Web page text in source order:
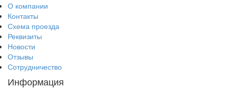
О компании
Контакты
Схема проезда
Реквизиты
Новости
Отзывы
Сотрудничество
Информация